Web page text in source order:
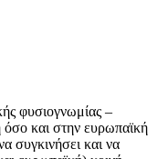
φυσιογνωμίας –
όσο και στην ευρωπαϊκή
συγκινήσει και να